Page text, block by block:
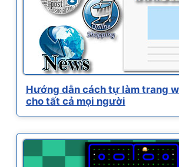
Hướng dẫn cách tự làm trang
cho tất cả mọi người